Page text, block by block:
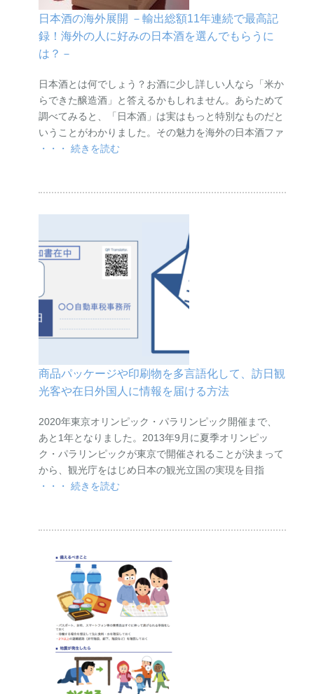
日本酒の海外展開 －輸出総額11年連続で最高記
録！海外の人に好みの日本酒を選んでもらうに
は？－
日本酒とは何でしょう？お酒に少し詳しい人なら「米か
らできた醸造酒」と答えるかもしれません。あらためて
調べてみると、「日本酒」は実はもっと特別なものだと
いうことがわかりました。その魅力を海外の日本酒ファ
・・・ 続きを読む
商品パッケージや印刷物を多言語化して、訪日観
光客や在日外国人に情報を届ける方法
2020年東京オリンピック・パラリンピック開催まで、
あと1年となりました。2013年9月に夏季オリンピッ
ク・パラリンピックが東京で開催されることが決まって
から、観光庁をはじめ日本の観光立国の実現を目指
・・・ 続きを読む